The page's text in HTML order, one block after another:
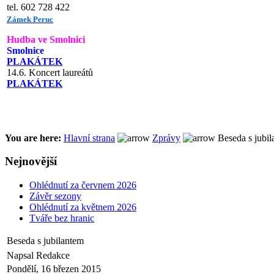
tel. 602 728 422
Zámek Peruc
Hudba ve Smolnici
Smolnice
PLAKÁTEK
14.6. Koncert laureátů
PLAKÁTEK
You are here: Hlavní strana Zprávy Beseda s
Nejnovější
Ohlédnutí za červnem 2026
Závěr sezony
Ohlédnutí za květnem 2026
Tváře bez hranic
Beseda s jubilantem
Napsal Redakce
Pondělí, 16 březen 2015